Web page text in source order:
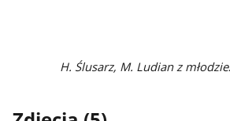
H. Ślusarz, M. Ludian z